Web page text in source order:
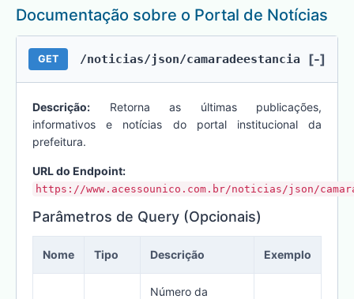
Documentação sobre o Portal de Notícias
GET /noticias/json/camaradeestancia [-]
Descrição: Retorna as últimas publicações,
informativos e notícias do portal institucional da
prefeitura.
URL do Endpoint:
https://www.acessounico.com.br/noticias/json/
Parâmetros de Query (Opcionais)
Nome Tipo Descrição Exemplo
Número da